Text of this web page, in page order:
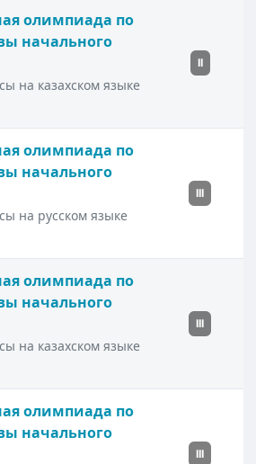
олимпиада по
начального
на казахском языке
II
олимпиада по
начального
на русском языке
III
олимпиада по
начального
на казахском языке
III
олимпиада по
начального
III